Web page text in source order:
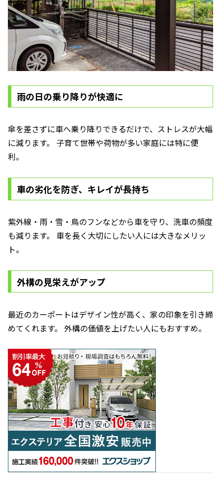
雨の日の乗り降りが快適に
傘を差さずに車へ乗り降りできるだけで、ストレスが大幅
に減ります。 子育て世帯や荷物が多い家庭には特に便
利。
車の劣化を防ぎ、キレイが長持ち
紫外線・雨・雪・鳥のフンなどから車を守り、洗車の頻度
も減ります。 車を長く大切にしたい人には大きなメリッ
ト。
外構の見栄えがアップ
最近のカーポートはデザイン性が高く、家の印象を引き締
めてくれます。 外構の価値を上げたい人にもおすすめ。